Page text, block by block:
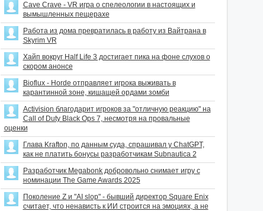
Cave Crave - VR игра о спелеологии в настоящих и
вымышленных пещерахе
Работа из дома превратилась в работу из Вайтрана в
Skyrim VR
Хайп вокруг Half Life 3 достигает пика на фоне слухов о
скором анонсе
Bioflux - Horde отправляет игрока выживать в
карантинной зоне, кишащей ордами зомби
Activision благодарит игроков за "отличную реакцию" на
Call of Duty Black Ops 7, несмотря на провальные
оценки
Глава Krafton, по данным суда, спрашивал у ChatGPT,
как не платить бонусы разработчикам Subnautica 2
Разработчик Megabonk добровольно снимает игру с
номинации The Game Awards 2025
Поколение Z и "AI slop" - бывший директор Square Enix
считает, что ненависть к ИИ строится на эмоциях, а не